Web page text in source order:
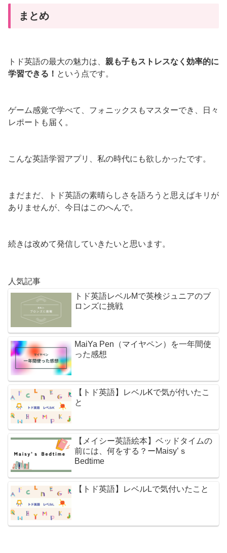
まとめ
トド英語の最大の魅力は、 親も子もストレスなく効率的に
学習できる！ という点です。
ゲーム感覚で学べて、フォニックスもマスターでき、日々
レポートも届く。
こんな英語学習アプリ、私の時代にも欲しかったです。
まだまだ、トド英語の素晴らしさを語ろうと思えばキリが
ありませんが、今日はこのへんで。
続きは改めて発信していきたいと思います。
人気記事
トド英語レベルMで英検ジュニアのブ
ロンズに挑戦
MaiYa Pen（マイヤペン）を一年間使
った感想
【トド英語】レベルKで気が付いたこ
と
【メイシー英語絵本】ベッドタイムの
前には、何をする？ーMaisy’ｓ
Bedtime
【トド英語】レベルLで気付いたこと